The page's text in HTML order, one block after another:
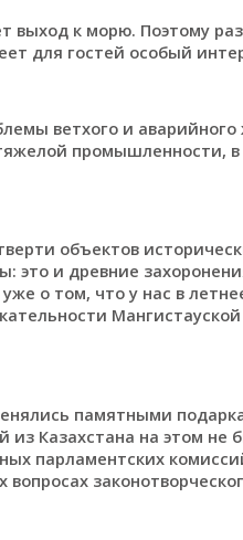
выход к морю. Поэтому
для гостей особый
ветхого и
промышленности,
объектов
это и древние
о том, что у нас в
памятными
Казахстана на этом не
парламентских